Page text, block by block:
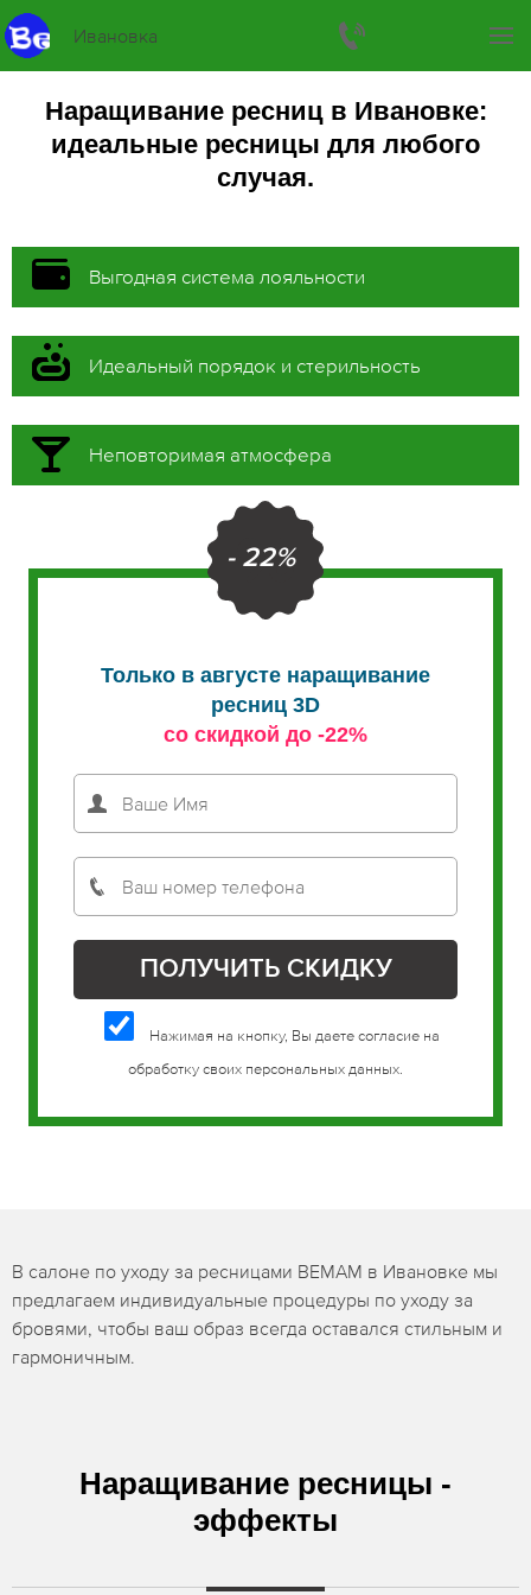
Ивановка
Наращивание ресниц в Ивановке:
идеальные ресницы для любого
случая.
Выгодная система лояльности
Идеальный порядок и стерильность
Неповторимая атмосфера
- 22%
Только в августе наращивание
ресниц 3D
со скидкой до -22%
Нажимая на кнопку, Вы даете согласие на
обработку своих персональных данных.
В салоне по уходу за ресницами BEMAM в Ивановке мы
предлагаем индивидуальные процедуры по уходу за
бровями, чтобы ваш образ всегда оставался стильным и
гармоничным.
Наращивание ресницы -
эффекты